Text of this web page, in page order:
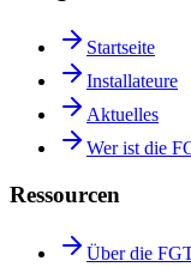
Startseite
Installateure
Aktuelles
Wer ist die
Ressourcen
Über die